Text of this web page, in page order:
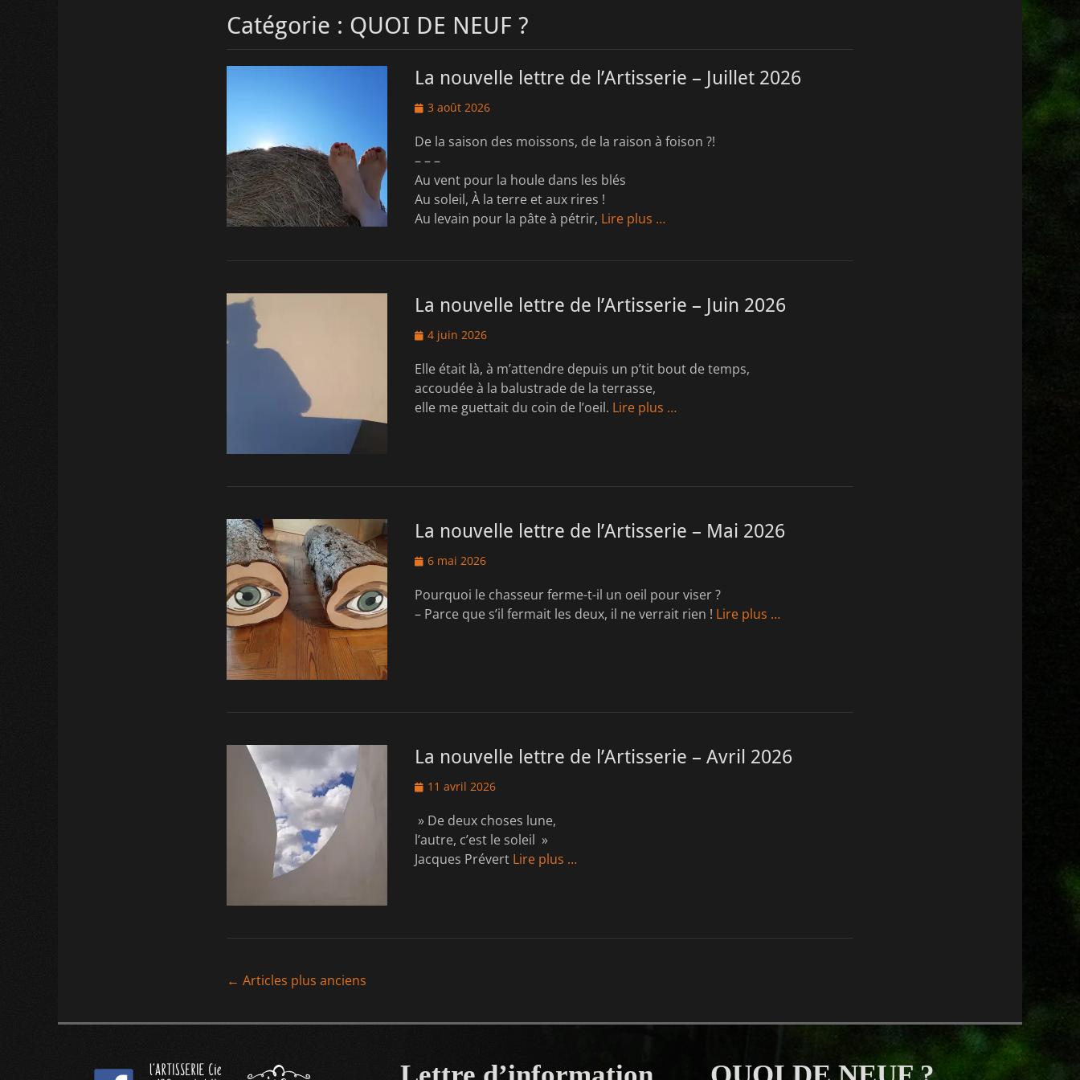
Catégorie : QUOI DE NEUF ?
La nouvelle lettre de l’Artisserie – Juillet 2026
Posted
3 août 2026
De la saison des moissons, de la raison à foison ?!
– – –
Au vent pour la houle dans les blés
Au soleil, À la terre et aux rires !
Au levain pour la pâte à pétrir, Lire plus …
La nouvelle lettre de l’Artisserie – Juin 2026
Posted
4 juin 2026
Elle était là, à m’attendre depuis un p’tit bout de temps,
accoudée à la balustrade de la terrasse,
elle me guettait du coin de l’oeil. Lire plus …
La nouvelle lettre de l’Artisserie – Mai 2026
Posted
6 mai 2026
Pourquoi le chasseur ferme-t-il un oeil pour viser ?
– Parce que s’il fermait les deux, il ne verrait rien ! Lire plus …
La nouvelle lettre de l’Artisserie – Avril 2026
Posted
11 avril 2026
» De deux choses lune,
l’autre, c’est le soleil »
Jacques Prévert Lire plus …
Navigation
← Articles plus anciens